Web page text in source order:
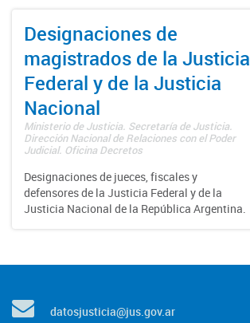
Designaciones de
magistrados de la Justicia
Federal y de la Justicia
Nacional
Ministerio de Justicia. Secretaría de Justicia.
Dirección Nacional de Relaciones con el Poder
Judicial. Oficina Decretos
Designaciones de jueces, fiscales y
defensores de la Justicia Federal y de la
Justicia Nacional de la República Argentina.
datosjusticia@jus.gov.ar